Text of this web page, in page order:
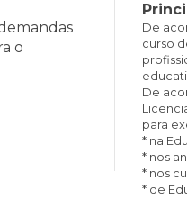
o
De
curso
De
para
* na
* nos
* nos
* de